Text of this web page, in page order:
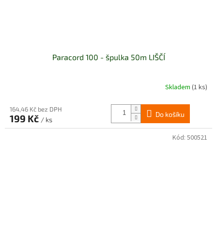
Paracord 100 - špulka 50m LIŠČÍ
Skladem (1 ks)
164,46 Kč bez DPH
199 Kč / ks
Do košíku
Kód: 500521